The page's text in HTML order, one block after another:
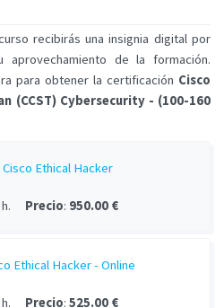
recibirás una insignia digital por
de la formación.
para obtener la certificación Cisco
(CCST) Cybersecurity - (100-160
Ethical Hacker
Precio: 950.00 €
Ethical Hacker - Online
Precio:525.00 €